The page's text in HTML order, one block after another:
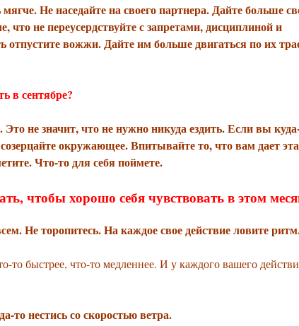
Не наседайте на своего партнера. Дайте больше
что не переусердствуйте с запретами, дисциплиной и
отпустите вожжи. Дайте им больше двигаться по их
в сентябре?
Это не значит, что не нужно никуда ездить. Если вы
окружающее. Впитывайте то, что вам дает
Что-то для себя поймете.
чтобы хорошо себя чувствовать в этом
Не торопитесь. На каждое свое действие ловите
то быстрее, что-то медленнее. И у каждого вашего
то нестись со скоростью ветра.